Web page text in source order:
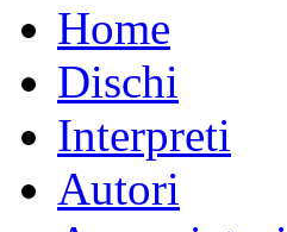
Home
Dischi
Interpreti
Autori